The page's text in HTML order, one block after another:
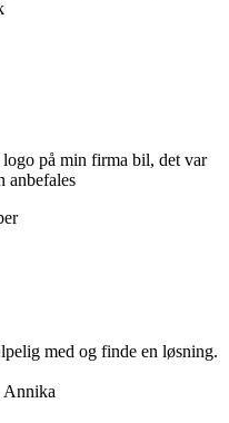
på min firma bil, det var
anbefales
med og finde en løsning.